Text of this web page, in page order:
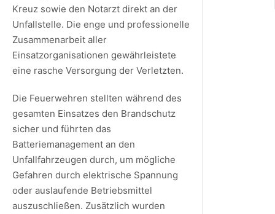
Kreuz sowie den Notarzt direkt an der
Unfallstelle. Die enge und professionelle
Zusammenarbeit aller
Einsatzorganisationen gewährleistete
eine rasche Versorgung der Verletzten.
Die Feuerwehren stellten während des
gesamten Einsatzes den Brandschutz
sicher und führten das
Batteriemanagement an den
Unfallfahrzeugen durch, um mögliche
Gefahren durch elektrische Spannung
oder auslaufende Betriebsmittel
auszuschließen. Zusätzlich wurden